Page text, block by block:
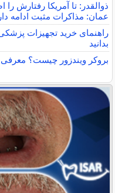
ذوالقدر: تا آمریکا رفتارش
عمان: مذاکرات مثبت ادامه
راهنمای خرید تجهیزات
بدانید
بروکر ویندزور چیست؟